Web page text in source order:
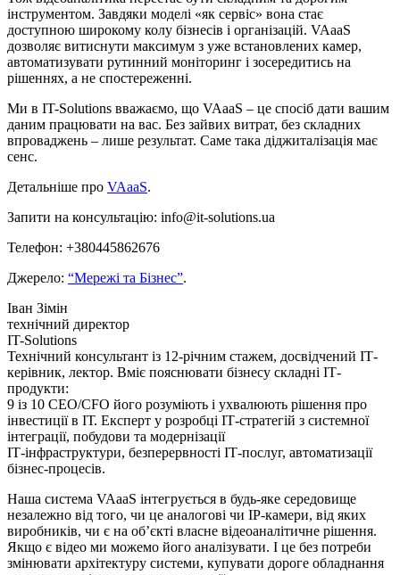
інструментом. Завдяки моделі «як сервіс» вона стає
доступною широкому колу бізнесів і організацій. VAaaS
дозволяє витиснути максимум з уже встановлених камер,
автоматизувати рутинний моніторинг і зосередитись на
рішеннях, а не спостереженні.
Ми в IT-Solutions вважаємо, що VAaaS – це спосіб дати вашим
даним працювати на вас. Без зайвих витрат, без складних
впроваджень – лише результат. Саме така діджиталізація має
сенс.
Детальніше про VAaaS.
Запити на консультацію: info@it-solutions.ua
Телефон: +380445862676
Джерело: “Мережі та Бізнес”.
Іван Зімін
технічний директор
IT-Solutions
Технічний консультант із 12-річним стажем, досвідчений ІТ-
керівник, лектор. Вміє пояснювати бізнесу складні ІТ-
продукти:
9 із 10 CEO/CFO його розуміють і ухвалюють рішення про
інвестиції в ІТ. Експерт у розробці ІТ-стратегій з системної
інтеграції, побудови та модернізації
ІТ-інфраструктури, безперервності ІТ-послуг, автоматизації
бізнес-процесів.
Наша система VAaaS інтегрується в будь-яке середовище
незалежно від того, чи це аналогові чи IP-камери, від яких
виробників, чи є на об’єкті власне відеоаналітичне рішення.
Якщо є відео ми можемо його аналізувати. І це без потреби
змінювати архітектуру системи, купувати дороге обладнання